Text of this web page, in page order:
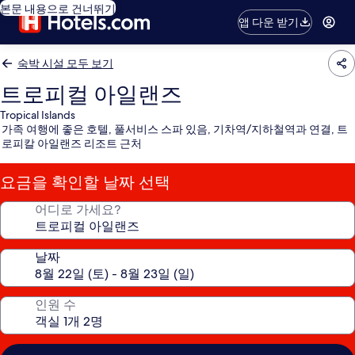
본문 내용으로 건너뛰기
앱 다운 받기
숙박 시설 모두 보기
트로피컬 아일랜즈
Tropical Islands
가족 여행에 좋은 호텔, 풀서비스 스파 있음, 기차역/지하철역과 연결, 트
로피칼 아일랜즈 리조트 근처
요금을 확인할 날짜 선택
어디로 가세요?
날짜
인원 수